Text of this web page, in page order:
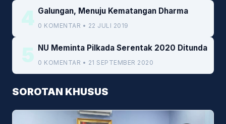
4 Galungan, Menuju Kematangan Dharma
0 KOMENTAR • 22 JULI 2019
5 NU Meminta Pilkada Serentak 2020 Ditunda
0 KOMENTAR • 21 SEPTEMBER 2020
SOROTAN KHUSUS